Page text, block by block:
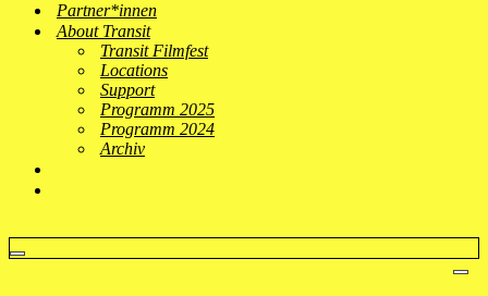
Partner*innen
About Transit
Transit Filmfest
Locations
Support
Programm 2025
Programm 2024
Archiv
Navigationsmenü